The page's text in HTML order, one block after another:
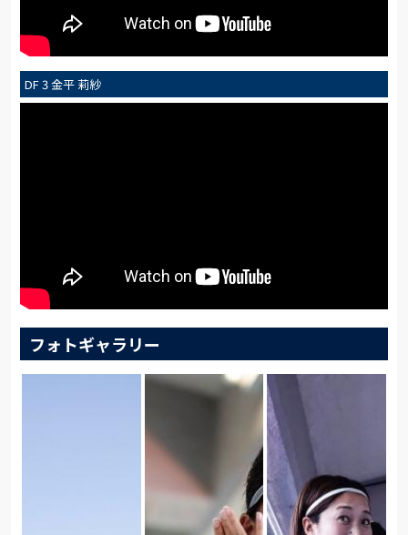
DF 3 金平 莉紗
フォトギャラリー